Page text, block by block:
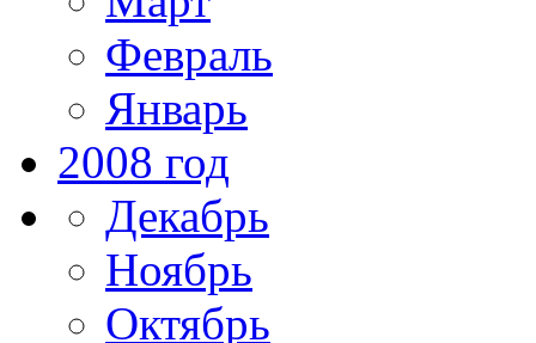
Февраль
Январь
2008 год
Декабрь
Ноябрь
Октябрь